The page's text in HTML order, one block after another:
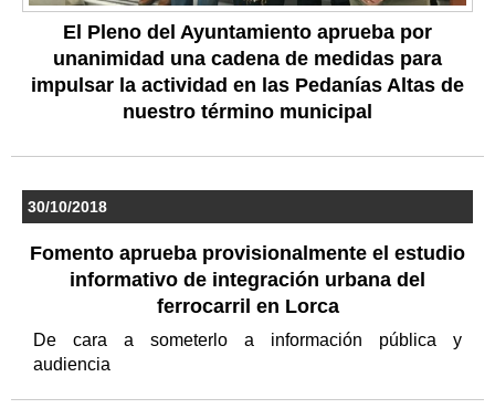
El Pleno del Ayuntamiento aprueba por
unanimidad una cadena de medidas para
impulsar la actividad en las Pedanías Altas de
nuestro término municipal
30/10/2018
Fomento aprueba provisionalmente el estudio
informativo de integración urbana del
ferrocarril en Lorca
De cara a someterlo a información pública y
audiencia